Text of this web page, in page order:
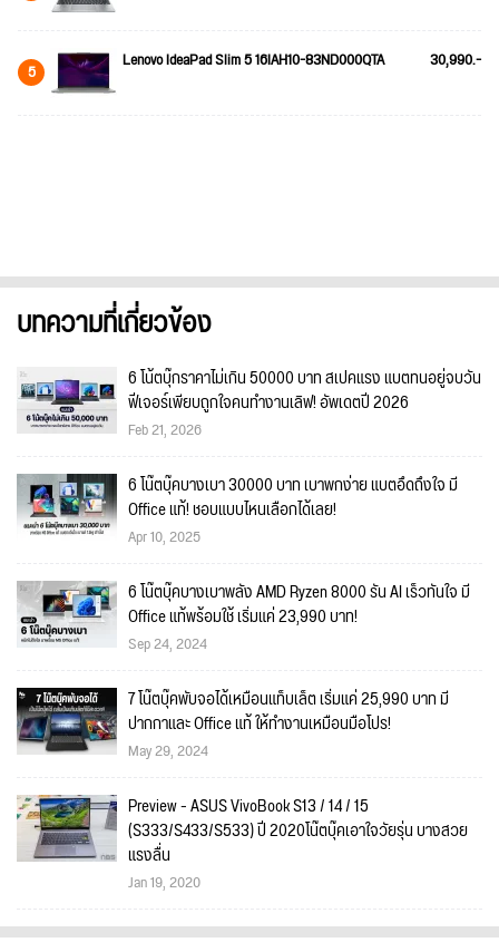
5 Lenovo IdeaPad Slim 5 16IAH10-83ND000QTA 30,990.-
บทความที่เกี่ยวข้อง
6 โน้ตบุ๊กราคาไม่เกิน 50000 บาท สเปคแรง แบตทนอยู่จบวัน
ฟีเจอร์เพียบถูกใจคนทำงานเลิฟ! อัพเดตปี 2026
Feb 21, 2026
6 โน๊ตบุ๊คบางเบา 30000 บาท เบาพกง่าย แบตอึดถึงใจ มี
Office แท้! ชอบแบบไหนเลือกได้เลย!
Apr 10, 2025
6 โน๊ตบุ๊คบางเบาพลัง AMD Ryzen 8000 รัน AI เร็วทันใจ มี
Office แท้พร้อมใช้ เริ่มแค่ 23,990 บาท!
Sep 24, 2024
7 โน๊ตบุ๊คพับจอได้เหมือนแท็บเล็ต เริ่มแค่ 25,990 บาท มี
ปากกาและ Office แท้ ให้ทำงานเหมือนมือโปร!
May 29, 2024
Preview - ASUS VivoBook S13 / 14 / 15
(S333/S433/S533) ปี 2020โน๊ตบุ๊คเอาใจวัยรุ่น บางสวย
แรงลื่น
Jan 19, 2020